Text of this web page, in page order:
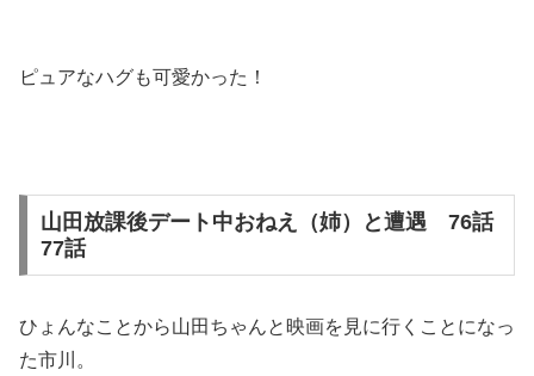
ピュアなハグも可愛かった！
山田放課後デート中おねえ（姉）と遭遇 76話
77話
ひょんなことから山田ちゃんと映画を見に行くことになっ
た市川。